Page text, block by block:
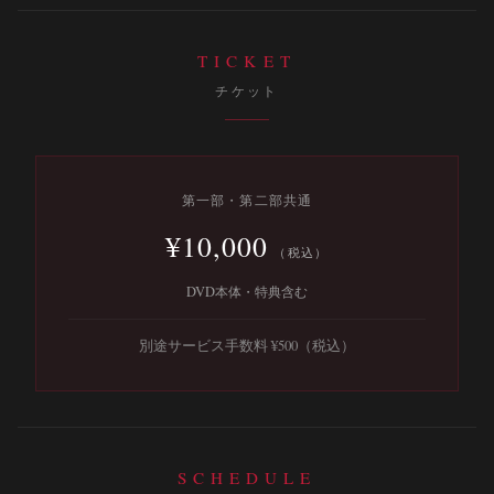
TICKET
チケット
第一部・第二部共通
¥10,000 （税込）
DVD本体・特典含む
別途サービス手数料 ¥500（税込）
SCHEDULE